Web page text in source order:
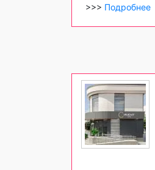
>>> Подробнее